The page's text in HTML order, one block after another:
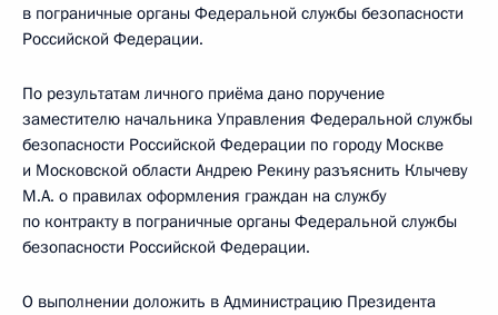
в пограничные органы Федеральной службы безопасности
Российской Федерации.
По результатам личного приёма дано поручение
заместителю начальника Управления Федеральной службы
безопасности Российской Федерации по городу Москве
и Московской области Андрею Рекину разъяснить Клычеву
М.А. о правилах оформления граждан на службу
по контракту в пограничные органы Федеральной службы
безопасности Российской Федерации.
О выполнении доложить в Администрацию Президента